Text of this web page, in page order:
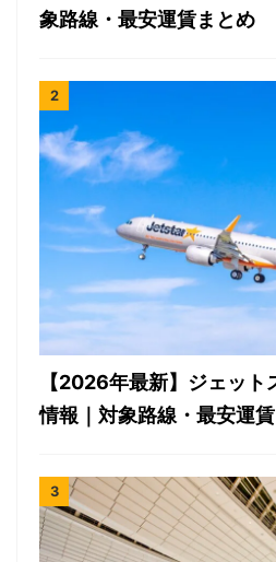
象路線・最安運賃まとめ
【2026年最新】ジェット
情報｜対象路線・最安運